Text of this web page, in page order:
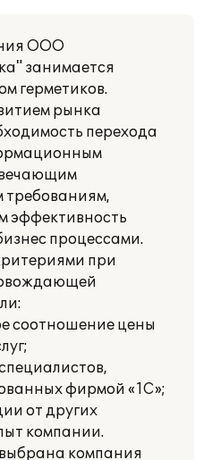
ООО
занимается
герметиков.
рынка
перехода
требованиям,
процессами.
при
соотношение цены
фирмой «1С»;
от других
компании.
компания